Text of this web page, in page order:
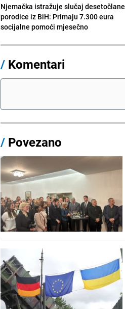
Njemačka istražuje slučaj desetočlane
porodice iz BiH: Primaju 7.300 eura
socijalne pomoći mjesečno
/ Komentari
/ Povezano